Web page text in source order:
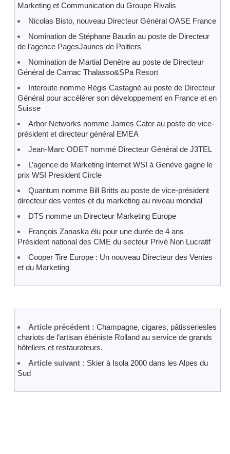
Marketing et Communication du Groupe Rivalis
Nicolas Bisto, nouveau Directeur Général OASE France
Nomination de Stéphane Baudin au poste de Directeur
de l’agence PagesJaunes de Poitiers
Nomination de Martial Denêtre au poste de Directeur
Général de Carnac Thalasso&SPa Resort
Interoute nomme Régis Castagné au poste de Directeur
Général pour accélérer son développement en France et en
Suisse
Arbor Networks nomme James Cater au poste de vice-
président et directeur général EMEA
Jean-Marc ODET nommé Directeur Général de J3TEL
L’agence de Marketing Internet WSI à Genève gagne le
prix WSI President Circle
Quantum nomme Bill Britts au poste de vice-président
directeur des ventes et du marketing au niveau mondial
DTS nomme un Directeur Marketing Europe
François Zanaska élu pour une durée de 4 ans
Président national des CME du secteur Privé Non Lucratif
Cooper Tire Europe : Un nouveau Directeur des Ventes
et du Marketing
Article précédent : Champagne, cigares, pâtisseriesles
chariots de l’artisan ébéniste Rolland au service de grands
hôteliers et restaurateurs.
Article suivant : Skier à Isola 2000 dans les Alpes du
Sud